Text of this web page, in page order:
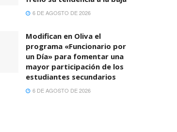
6 DE AGOSTO DE 2026
Modifican en Oliva el
programa «Funcionario por
un Día» para fomentar una
mayor participación de los
estudiantes secundarios
6 DE AGOSTO DE 2026